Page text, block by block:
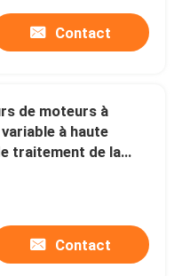
Contact
de moteurs à
à haute
traitement de la
pour des
Contact